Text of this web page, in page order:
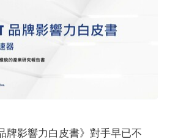
品牌影響力白皮書》對手早已不